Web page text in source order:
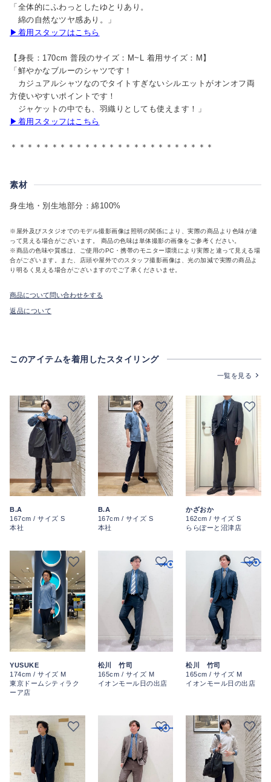
「全体的にふわっとしたゆとりあり。
綿の自然なツヤ感あり。」
▶着用スタッフはこちら
【身長：170cm 普段のサイズ：M~L 着用サイズ：M】
「鮮やかなブルーのシャツです！
カジュアルシャツなのでタイトすぎないシルエットがオンオフ両
方使いやすいポイントです！
ジャケットの中でも、羽織りとしても使えます！」
▶着用スタッフはこちら
＊＊＊＊＊＊＊＊＊＊＊＊＊＊＊＊＊＊＊＊＊＊＊＊＊
素材
身生地・別生地部分：綿100%
※屋外及びスタジオでのモデル撮影画像は照明の関係により、実際の商品より色味が違
って見える場合がございます。 商品の色味は単体撮影の画像をご参考ください。
※商品の色味や質感は、ご使用のPC・携帯のモニター環境により実際と違って見える場
合がございます。また、店頭や屋外でのスタッフ撮影画像は、光の加減で実際の商品よ
り明るく見える場合がございますのでご了承くださいませ。
商品について問い合わせをする
返品について
このアイテムを着用したスタイリング
一覧を見る
B.A
167cm / サイズ S
本社
B.A
167cm / サイズ S
本社
かざおか
162cm / サイズ S
ららぽーと沼津店
YUSUKE
174cm / サイズ M
東京ドームシティラク
ーア店
松川 竹司
165cm / サイズ M
イオンモール日の出店
松川 竹司
165cm / サイズ M
イオンモール日の出店